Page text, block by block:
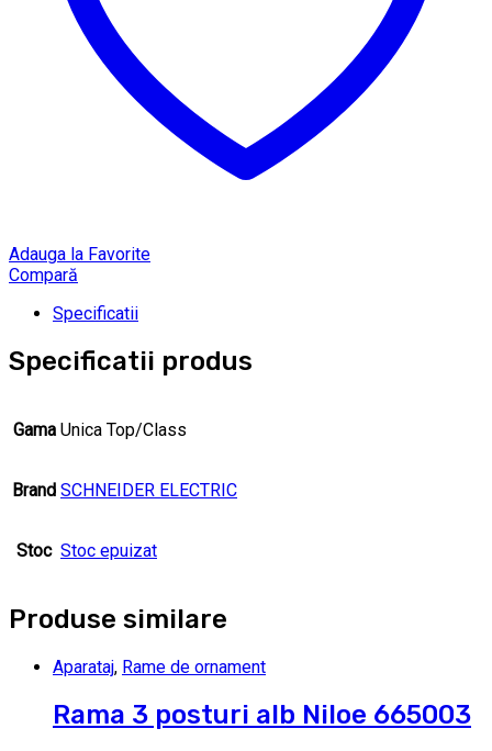
Adauga la Favorite
Compară
Specificatii
Specificatii produs
Gama Unica Top/Class
Brand SCHNEIDER ELECTRIC
Stoc Stoc epuizat
Produse similare
Aparataj, Rame de ornament
Rama 3 posturi alb Niloe 665003